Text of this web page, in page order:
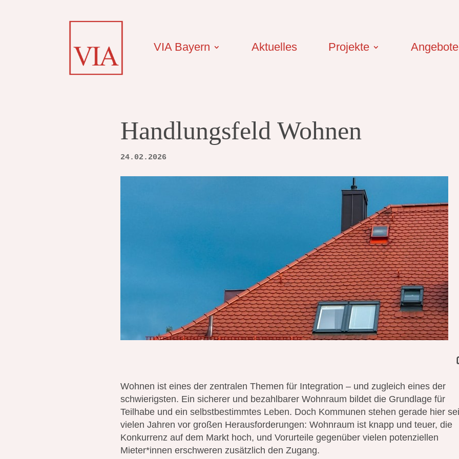
VIA Bayern Aktuelles Projekte Angebote
Handlungsfeld Wohnen
24.02.2026
Wohnen ist eines der zentralen Themen für Integration – und zugleich eines der
schwierigsten. Ein sicherer und bezahlbarer Wohnraum bildet die Grundlage für
Teilhabe und ein selbstbestimmtes Leben. Doch Kommunen stehen gerade hier
vielen Jahren vor großen Herausforderungen: Wohnraum ist knapp und teuer, die
Konkurrenz auf dem Markt hoch, und Vorurteile gegenüber vielen potenziellen
Mieter*innen erschweren zusätzlich den Zugang.